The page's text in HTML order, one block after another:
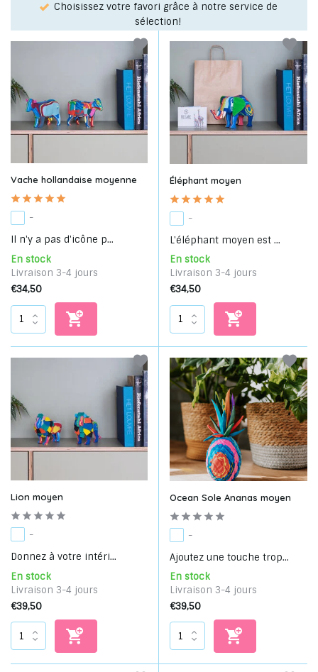
Choisissez votre favori grâce à notre service de
sélection!
Vache hollandaise moyenne
-
Il n'y a pas d'icône p...
En stock
Livraison 3-4 jours
€34,50
Éléphant moyen
-
L'éléphant moyen est ...
En stock
Livraison 3-4 jours
€34,50
Lion moyen
-
Donnez à votre intéri...
En stock
Livraison 3-4 jours
€39,50
Ocean Sole Ananas moyen
-
Ajoutez une touche trop...
En stock
Livraison 3-4 jours
€39,50